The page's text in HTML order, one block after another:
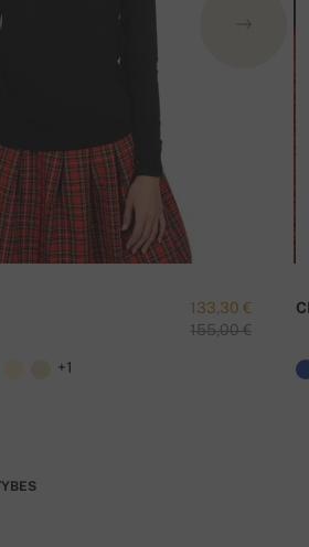
133,30 €
155,00 €
+1